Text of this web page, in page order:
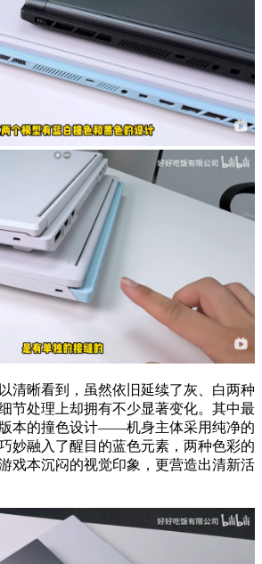
晰看到，虽然依旧延续了灰、白两种
节处理上却拥有不少显著变化。其中最
本的撞色设计——机身主体采用纯净的
妙融入了醒目的蓝色元素，两种色彩的
戏本沉闷的视觉印象，更营造出清新活